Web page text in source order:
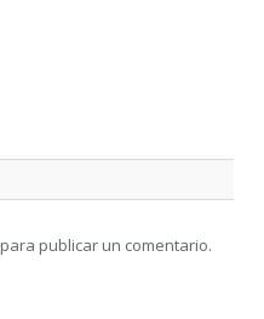
para publicar un comentario.